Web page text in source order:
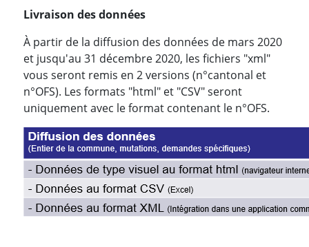
Livraison des données
À partir de la diffusion des données de mars 2020
et jusqu'au 31 décembre 2020, les fichiers "xml"
vous seront remis en 2 versions (n°cantonal et
n°OFS). Les formats "html" et "CSV" seront
uniquement avec le format contenant le n°OFS.